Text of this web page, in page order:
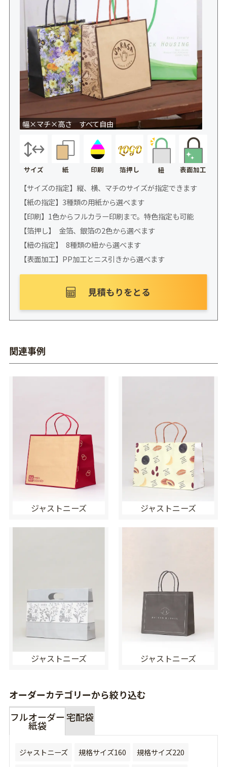
幅×マチ×高さ すべて自由
サイズ 紙 印刷 箔押し 紐 表面加工
【サイズの指定】縦、横、マチのサイズが指定できます
【紙の指定】3種類の用紙から選べます
【印刷】1色からフルカラー印刷まで。特色指定も可能
【箔押し】 金箔、銀箔の2色から選べます
【紐の指定】 8種類の紐から選べます
【表面加工】PP加工とニス引きから選べます
関連事例
ジャストニーズ ジャストニーズ
ジャストニーズ ジャストニーズ
オーダーカテゴリーから絞り込む
フルオーダー
紙袋
宅配袋
ジャストニーズ 規格サイズ160 規格サイズ220